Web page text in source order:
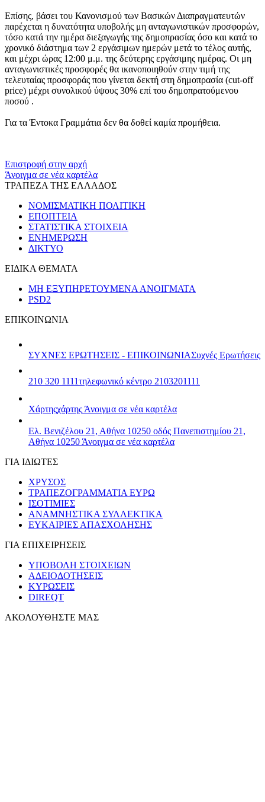
Επίσης, βάσει του Κανονισμού των Βασικών Διαπραγματευτών
παρέχεται η δυνατότητα υποβολής μη ανταγωνιστικών προσφορών,
τόσο κατά την ημέρα διεξαγωγής της δημοπρασίας όσο και κατά το
χρονικό διάστημα των 2 εργάσιμων ημερών μετά το τέλος αυτής,
και μέχρι ώρας 12:00 μ.μ. της δεύτερης εργάσιμης ημέρας. Οι μη
ανταγωνιστικές προσφορές θα ικανοποιηθούν στην τιμή της
τελευταίας προσφοράς που γίνεται δεκτή στη δημοπρασία (cut-off
price) μέχρι συνολικού ύψους 30% επί του δημοπρατούμενου
ποσού .
Για τα Έντοκα Γραμμάτια δεν θα δοθεί καμία προμήθεια.
Επιστροφή στην αρχή
Άνοιγμα σε νέα καρτέλα
ΤΡΑΠΕΖΑ ΤΗΣ ΕΛΛΑΔΟΣ
ΝΟΜΙΣΜΑΤΙΚΗ ΠΟΛΙΤΙΚΗ
ΕΠΟΠΤΕΙΑ
ΣΤΑΤΙΣΤΙΚΑ ΣΤΟΙΧΕΙΑ
ΕΝΗΜΕΡΩΣΗ
ΔΙΚΤΥΟ
ΕΙΔΙΚΑ ΘΕΜΑΤΑ
ΜΗ ΕΞΥΠΗΡΕΤΟΥΜΕΝΑ ΑΝΟΙΓΜΑΤΑ
PSD2
ΕΠΙΚΟΙΝΩΝΙΑ
ΣΥΧΝΕΣ ΕΡΩΤΗΣΕΙΣ - ΕΠΙΚΟΙΝΩΝΙΑΣυχνές Ερωτήσεις
210 320 1111τηλεφωνικό κέντρο 2103201111
Χάρτηςχάρτης Άνοιγμα σε νέα καρτέλα
Ελ. Βενιζέλου 21, Αθήνα 10250 οδός Πανεπιστημίου 21,
Αθήνα 10250 Άνοιγμα σε νέα καρτέλα
ΓΙΑ ΙΔΙΩΤΕΣ
ΧΡΥΣΟΣ
ΤΡΑΠΕΖΟΓΡΑΜΜΑΤΙΑ ΕΥΡΩ
ΙΣΟΤΙΜΙΕΣ
ΑΝΑΜΝΗΣΤΙΚΑ ΣΥΛΛΕΚΤΙΚΑ
ΕΥΚΑΙΡΙΕΣ ΑΠΑΣΧΟΛΗΣΗΣ
ΓΙΑ ΕΠΙΧΕΙΡΗΣΕΙΣ
ΥΠΟΒΟΛΗ ΣΤΟΙΧΕΙΩΝ
ΑΔΕΙΟΔΟΤΗΣΕΙΣ
ΚΥΡΩΣΕΙΣ
DIREQT
ΑΚΟΛΟΥΘΗΣΤΕ ΜΑΣ